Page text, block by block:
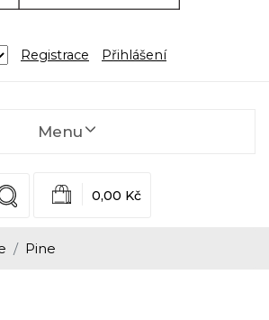
Registrace Přihlášení
Menu
0,00 Kč
Pine